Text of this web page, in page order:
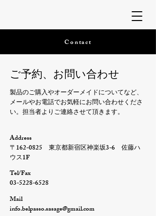
Contact
ご予約、お問い合わせ
製品のご購入やオーダーメイドについてなど、
メールやお電話でお気軽にお問い合わせくださ
い。担当者よりご連絡させて頂きます。
Address
〒162-0825 東京都新宿区神楽坂3-6 佐藤ハ
ウス1F
Tel/Fax
03-5228-6528
Mail
info.belpasso.sasage@gmail.com